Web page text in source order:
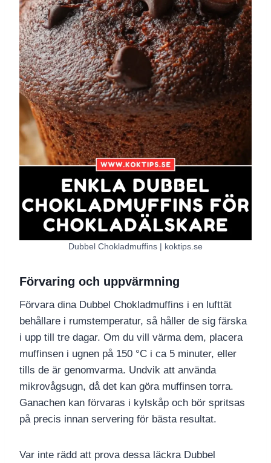
Dubbel Chokladmuffins | koktips.se
Förvaring och uppvärmning
Förvara dina Dubbel Chokladmuffins i en lufttät
behållare i rumstemperatur, så håller de sig färska
i upp till tre dagar. Om du vill värma dem, placera
muffinsen i ugnen på 150 °C i ca 5 minuter, eller
tills de är genomvarma. Undvik att använda
mikrovågsugn, då det kan göra muffinsen torra.
Ganachen kan förvaras i kylskåp och bör spritsas
på precis innan servering för bästa resultat.
Var inte rädd att prova dessa läckra Dubbel